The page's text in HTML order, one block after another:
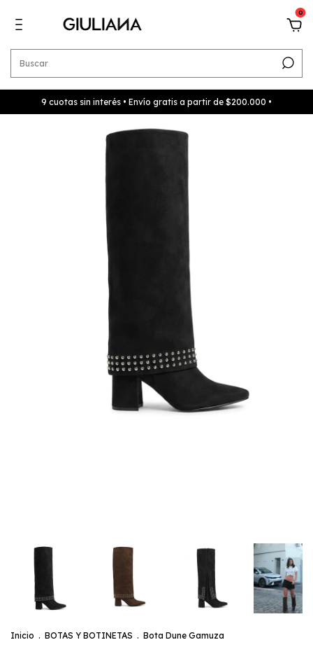
0
9 cuotas sin interés • Envío gratis a partir de $200.000 •
Inicio . BOTAS Y BOTINETAS . Bota Dune Gamuza